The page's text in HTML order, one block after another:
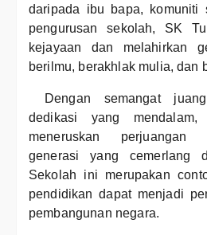
daripada ibu bapa, komuniti
pengurusan sekolah, SK
kejayaan dan melahirkan
berilmu, berakhlak mulia, dan
Dengan semangat
dedikasi yang
meneruskan perjuangan
generasi yang cemerlang
Sekolah ini merupakan
pendidikan dapat menjadi
pembangunan negara.